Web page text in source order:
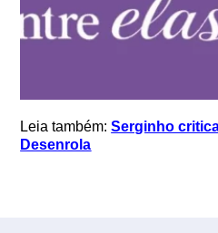
Leia também:Serginho
Desenrola